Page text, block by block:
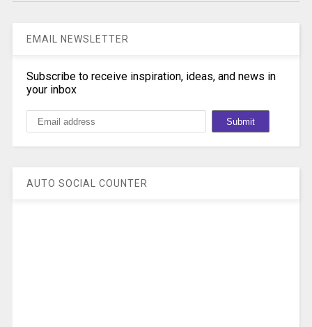
EMAIL NEWSLETTER
Subscribe to receive inspiration, ideas, and news in
your inbox
AUTO SOCIAL COUNTER